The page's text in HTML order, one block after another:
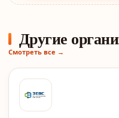
Другие
Смотреть все →